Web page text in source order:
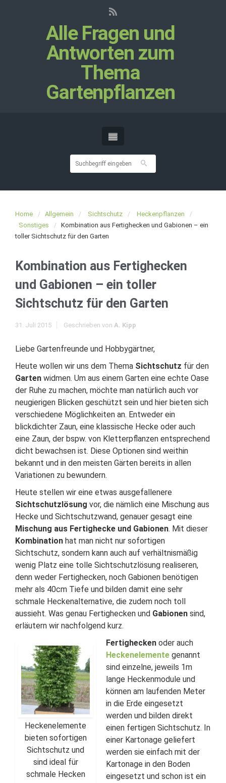
Alle Fragen und
Antworten zum
Thema
Gartenpflanzen
Home Allgemein Sichtschutz
Heckenpflanzen
Sonstiges
Kombination aus Fertighecken und Gabionen – ein
toller Sichtschutz für den Garten
Kombination aus Fertighecken
und Gabionen – ein toller
Sichtschutz für den Garten
31. Juli 2015 Geschrieben von A. Kipp
Liebe Gartenfreunde und Hobbygärtner,
Heute wollen wir uns dem Thema Sichtschutz für den
Garten widmen. Um aus einem Garten eine echte Oase
der Ruhe zu machen, möchte man natürlich auch vor
neugierigen Blicken geschützt sein und hier bieten sich
verschiedene Möglichkeiten an. Entweder ein
blickdichter Zaun, eine klassische Hecke oder auch
eine Zaun, der bspw. von Kletterpflanzen entsprechend
dicht bewachsen ist. Diese Optionen sind weithin
bekannt und in den meisten Gärten bereits in allen
Variationen zu bewundern.
Heute stellen wir eine etwas ausgefallenere
Sichtschutzlösung vor, die nämlich eine Mischung aus
Hecke und Sichtschutzwand, genauer gesagt eine
Mischung aus Fertighecke und Gabionen. Mit dieser
Kombination hat man nicht nur sofortigen
Sichtschutz, sondern kann auch auf verhältnismäßig
wenig Platz eine tolle Sichtschutzlösung realiseren,
denn weder Fertighecken, noch Gabionen benötigen
mehr als 40cm Tiefe und bilden damit eine sehr
schmale Heckenalternative, die zudem noch toll
aussieht. Was genau Fertighecken und Gabionen sind,
erläutern wir nachfolgend kurz.
Heckenelemente
bieten sofortigen
Sichtschutz und
sind ideal für
schmale Hecken
Fertighecken oder auch
Heckenelemente genannt
sind einzelne, jeweils 1m
lange Heckenmodule und
können am laufenden Meter
in die Erde eingesetzt
werden und bilden direkt
einen fertigen Sichtschutz. In
einer Kartonage geliefert
werden sie einfach mit der
Kartonage in den Boden
eingesetzt und schon ist ein